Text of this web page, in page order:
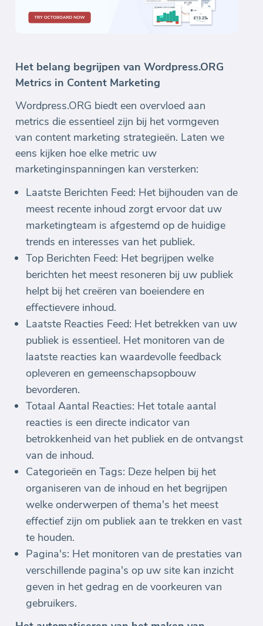
Het belang begrijpen van Wordpress.ORG
Metrics in Content Marketing
Wordpress.ORG biedt een overvloed aan
metrics die essentieel zijn bij het vormgeven
van content marketing strategieën. Laten we
eens kijken hoe elke metric uw
marketinginspanningen kan versterken:
Laatste Berichten Feed: Het bijhouden van de
meest recente inhoud zorgt ervoor dat uw
marketingteam is afgestemd op de huidige
trends en interesses van het publiek.
Top Berichten Feed: Het begrijpen welke
berichten het meest resoneren bij uw publiek
helpt bij het creëren van boeiendere en
effectievere inhoud.
Laatste Reacties Feed: Het betrekken van uw
publiek is essentieel. Het monitoren van de
laatste reacties kan waardevolle feedback
opleveren en gemeenschapsopbouw
bevorderen.
Totaal Aantal Reacties: Het totale aantal
reacties is een directe indicator van
betrokkenheid van het publiek en de ontvangst
van de inhoud.
Categorieën en Tags: Deze helpen bij het
organiseren van de inhoud en het begrijpen
welke onderwerpen of thema's het meest
effectief zijn om publiek aan te trekken en vast
te houden.
Pagina's: Het monitoren van de prestaties van
verschillende pagina's op uw site kan inzicht
geven in het gedrag en de voorkeuren van
gebruikers.